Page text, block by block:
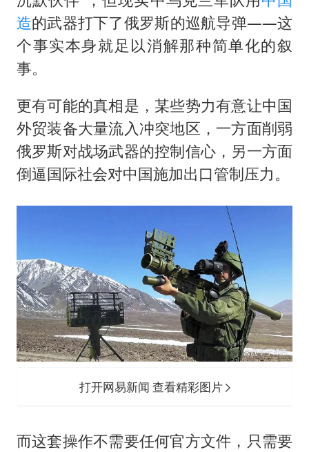
造的武器打下了俄罗斯的巡航导弹——这
个事实本身就足以消解那种简单化的叙
事。
更有可能的真相是，某些势力有意让中国
外贸装备大量流入冲突地区，一方面削弱
俄罗斯对战场武器的控制信心，另一方面
倒逼国际社会对中国施加出口管制压力。
打开网易新闻 查看精彩图片
而这套操作不需要任何官方文件，只需要